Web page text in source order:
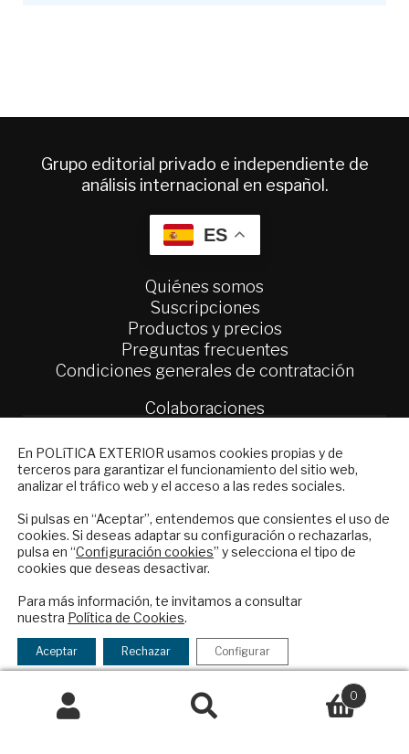
Grupo editorial privado e independiente de
análisis internacional en español.
ES
Quiénes somos
Suscripciones
Productos y precios
Preguntas frecuentes
Condiciones generales de contratación
Colaboraciones
Contacto
Política Exterior
Informe Semanal de Política Exterior
Afkar/Ideas
© 2026 - Fundación Análisis de Política
Legal|Política de Privacidad y de Cookies
Buscar
0
Financiado por el Programa KIT Digital. Plan de
Recuperación, Transformación y Resiliencia de
En POLíTICA EXTERIOR usamos cookies propias y de
terceros para garantizar el funcionamiento del sitio web,
analizar el tráfico web y el acceso a las redes sociales.
Si pulsas en “Aceptar”, entendemos que consientes el uso de
cookies. Si deseas adaptar su configuración o rechazarlas,
pulsa en “Configuración cookies” y selecciona el tipo de
cookies que deseas desactivar.
Para más información, te invitamos a consultar
nuestra Política de Cookies.
Aceptar Rechazar Configurar
NEWSLETTER
Suscríbase a nuestro boletín electrónico y
reciba en su correo el mejor análisis
internacional en español.
Checkbox
acepto
la
política
de
política de privacidad